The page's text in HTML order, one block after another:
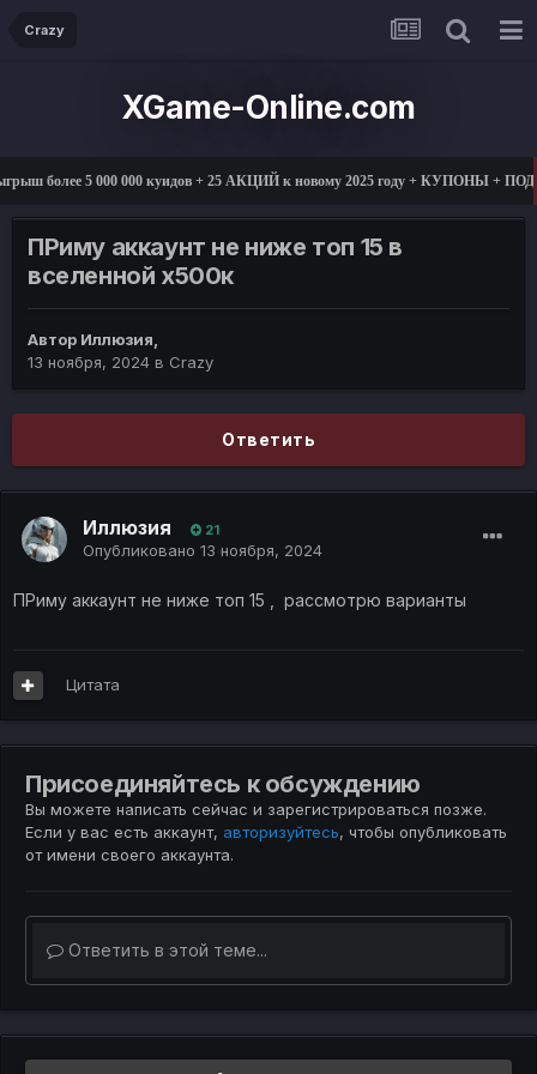
Crazy
XGame-Online.com
более 5 000 000 куидов + 25 АКЦИЙ к новому 2025 году + КУПОНЫ +
ПРиму аккаунт не ниже топ 15 в
вселенной х500к
Автор Иллюзия,
13 ноября, 2024 в Crazy
Ответить
Иллюзия 21
Опубликовано 13 ноября, 2024
ПРиму аккаунт не ниже топ 15 , рассмотрю варианты
Цитата
Присоединяйтесь к обсуждению
Вы можете написать сейчас и зарегистрироваться позже.
Если у вас есть аккаунт, авторизуйтесь, чтобы опубликовать
от имени своего аккаунта.
Ответить в этой теме...